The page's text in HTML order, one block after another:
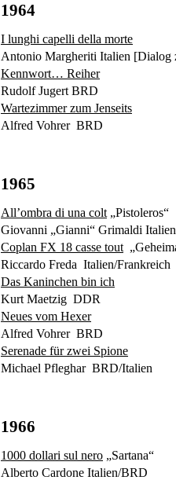
1964
I lunghi capelli della morte
Antonio Margheriti Italien [Dialog
Kennwort… Reiher
Rudolf Jugert BRD
Wartezimmer zum Jenseits
Alfred Vohrer BRD
1965
All’ombra di una colt „Pistoleros“
Giovanni „Gianni“ Grimaldi
Coplan FX 18 casse tout
Riccardo Freda Italien/Frankreich
Das Kaninchen bin ich
Kurt Maetzig DDR
Neues vom Hexer
Alfred Vohrer BRD
Serenade für zwei Spione
Michael Pfleghar BRD/Italien
1966
1000 dollari sul nero „Sartana“
Alberto Cardone Italien/BRD